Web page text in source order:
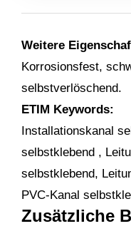
Weitere
Korrosionsfest,
selbstverlöschend.
ETIM Keywords:
Installationskanal
selbstklebend ,
selbstklebend,
PVC-Kanal
Zusätzliche